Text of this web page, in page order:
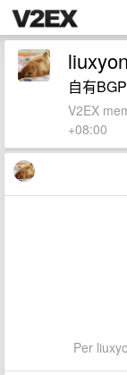
liuxyon
自有
V2EX
+08:00
Per